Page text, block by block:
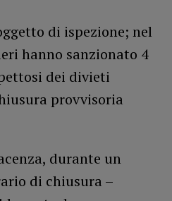
di ispezione; nel
hanno sanzionato 4
dei divieti
provvisoria
durante un
di chiusura –